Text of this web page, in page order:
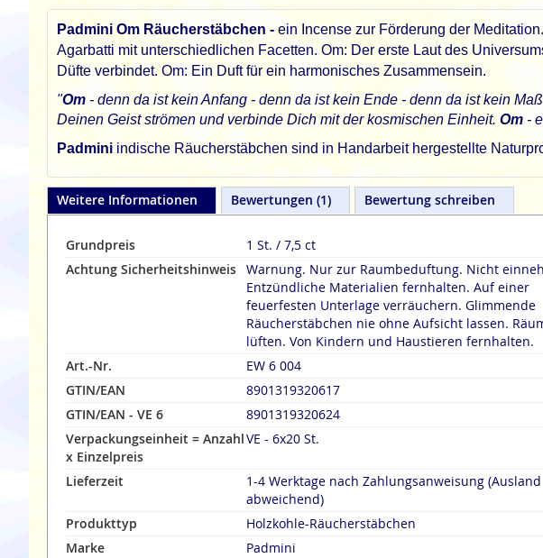
Padmini Om Räucherstäbchen - ein Incense zur Förderung der
Agarbatti mit unterschiedlichen Facetten. Om: Der erste Laut des
Düfte verbindet. Om: Ein Duft für ein harmonisches Zusammensein.
"Om - denn da ist kein Anfang - denn da ist kein Ende - denn da ist kein
Deinen Geist strömen und verbinde Dich mit der kosmischen Einheit. Om -
Padmini indische Räucherstäbchen sind in Handarbeit hergestellte
Weitere Informationen
Grundpreis
1 St. / 7,5 ct
Achtung Sicherheitshinweis Warnung. Nur zur Raumbeduftung. Nicht
Entzündliche Materialien fernhalten. Auf einer
feuerfesten Unterlage verräuchern. Glimmende
Räucherstäbchen nie ohne Aufsicht lassen.
lüften. Von Kindern und Haustieren fernhalten.
Art.-Nr.
EW 6 004
GTIN/EAN
8901319320617
GTIN/EAN - VE 6
8901319320624
Verpackungseinheit = Anzahl
x Einzelpreis
VE - 6x20 St.
Lieferzeit
1-4 Werktage nach Zahlungsanweisung (Ausland
abweichend)
Produkttyp
Holzkohle-Räucherstäbchen
Marke
Padmini
Bewertungen 1 Bewertung schreiben